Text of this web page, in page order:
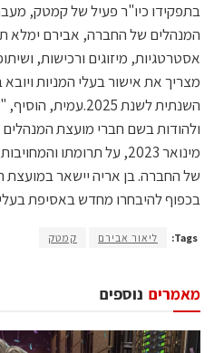
בתפקידו כיו"ר פעיל של קמטק,
המנהלים של החברה, אבירם ימלא
אסטרטגיות, מיזוגים ורכישות,
מצריך את אישור בעלי המניות
השנתית לשנת
ולהודות בשם חברי מועצת
מינואר 2023, על תרומתו
של החברה. בן אריה יישאר
בכפוף להיבחרו מחדש באסיפת בעלי
Tags: ליאור אבירם קמטק
נוספים מאמרים